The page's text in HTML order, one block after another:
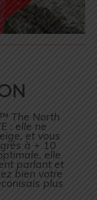
The North
: elle ne
et vous
à + 10
elle
parlant et
bien votre
plus